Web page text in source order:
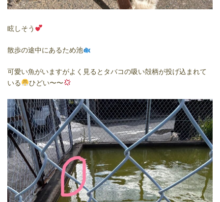
眩しそう
散歩の途中にあるため池
可愛い魚がいますがよく見るとタバコの吸い殻柄が投げ込まれて
いる
ひどい〜〜